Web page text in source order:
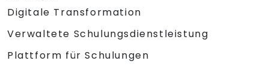
Digitale Transformation
Verwaltete Schulungsdienstleistung
Plattform für Schulungen